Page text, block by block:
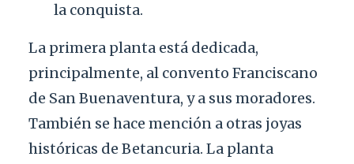
la conquista.
La primera planta está dedicada,
principalmente, al convento Franciscano
de San Buenaventura, y a sus moradores.
También se hace mención a otras joyas
históricas de Betancuria. La planta